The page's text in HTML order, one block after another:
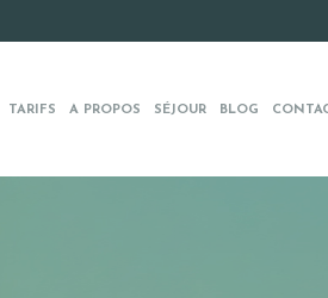
TARIFS A PROPOS SÉJOUR BLOG